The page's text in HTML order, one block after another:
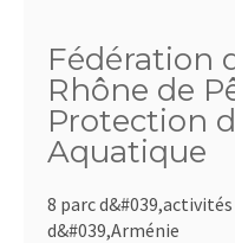
Fédération
Rhône de
Protection
Aquatique
8 parc
d&#039,Arménie